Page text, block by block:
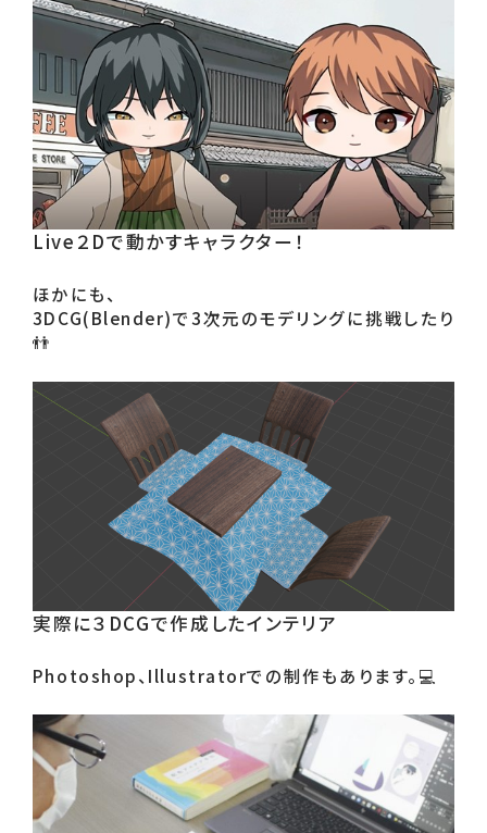
Live２Dで動かすキャラクター！
ほかにも、
3DCG(Blender)で3次元のモデリングに挑戦したり
👬
実際に３DCGで作成したインテリア
Photoshop、Illustratorでの制作もあります。💻